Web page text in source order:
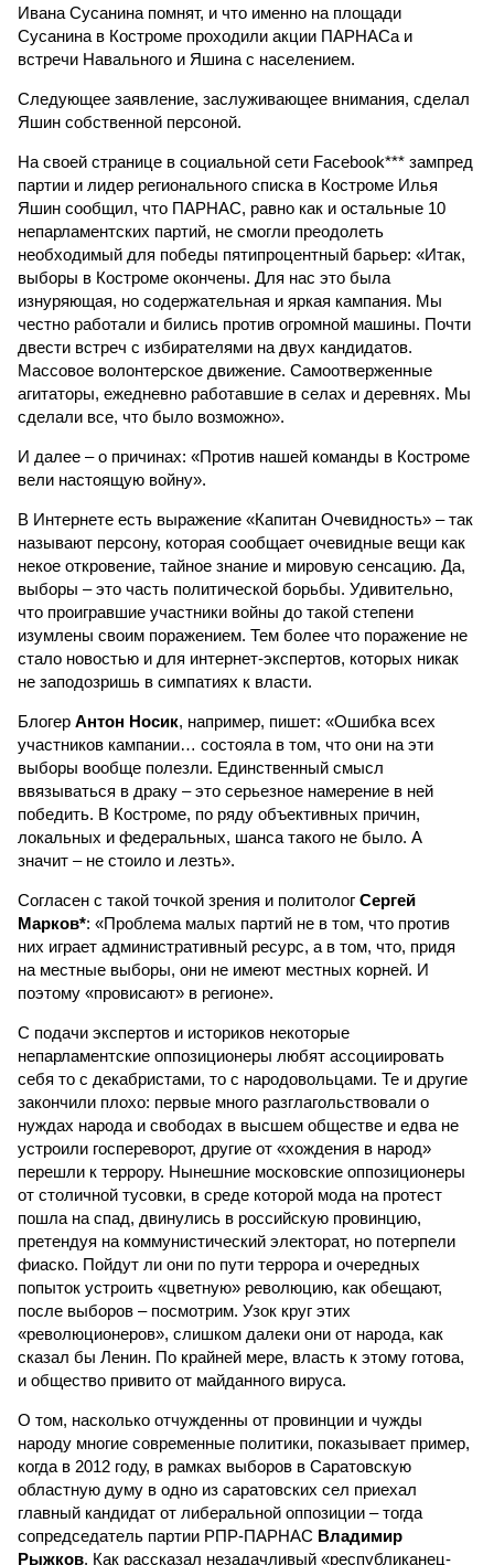
Ивана Сусанина помнят, и что именно на площади
Сусанина в Костроме проходили акции ПАРНАСа и
встречи Навального и Яшина с населением.
Следующее заявление, заслуживающее внимания, сделал
Яшин собственной персоной.
На своей странице в социальной сети Facebook*** зампред
партии и лидер регионального списка в Костроме Илья
Яшин сообщил, что ПАРНАС, равно как и остальные 10
непарламентских партий, не смогли преодолеть
необходимый для победы пятипроцентный барьер: «Итак,
выборы в Костроме окончены. Для нас это была
изнуряющая, но содержательная и яркая кампания. Мы
честно работали и бились против огромной машины. Почти
двести встреч с избирателями на двух кандидатов.
Массовое волонтерское движение. Самоотверженные
агитаторы, ежедневно работавшие в селах и деревнях. Мы
сделали все, что было возможно».
И далее – о причинах: «Против нашей команды в Костроме
вели настоящую войну».
В Интернете есть выражение «Капитан Очевидность» – так
называют персону, которая сообщает очевидные вещи как
некое откровение, тайное знание и мировую сенсацию. Да,
выборы – это часть политической борьбы. Удивительно,
что проигравшие участники войны до такой степени
изумлены своим поражением. Тем более что поражение не
стало новостью и для интернет-экспертов, которых никак
не заподозришь в симпатиях к власти.
Блогер Антон Носик, например, пишет: «Ошибка всех
участников кампании… состояла в том, что они на эти
выборы вообще полезли. Единственный смысл
ввязываться в драку – это серьезное намерение в ней
победить. В Костроме, по ряду объективных причин,
локальных и федеральных, шанса такого не было. А
значит – не стоило и лезть».
Согласен с такой точкой зрения и политолог Сергей
Марков*: «Проблема малых партий не в том, что против
них играет административный ресурс, а в том, что, придя
на местные выборы, они не имеют местных корней. И
поэтому «провисают» в регионе».
С подачи экспертов и историков некоторые
непарламентские оппозиционеры любят ассоциировать
себя то с декабристами, то с народовольцами. Те и другие
закончили плохо: первые много разглагольствовали о
нуждах народа и свободах в высшем обществе и едва не
устроили госпереворот, другие от «хождения в народ»
перешли к террору. Нынешние московские оппозиционеры
от столичной тусовки, в среде которой мода на протест
пошла на спад, двинулись в российскую провинцию,
претендуя на коммунистический электорат, но потерпели
фиаско. Пойдут ли они по пути террора и очередных
попыток устроить «цветную» революцию, как обещают,
после выборов – посмотрим. Узок круг этих
«революционеров», слишком далеки они от народа, как
сказал бы Ленин. По крайней мере, власть к этому готова,
и общество привито от майданного вируса.
О том, насколько отчужденны от провинции и чужды
народу многие современные политики, показывает пример,
когда в 2012 году, в рамках выборов в Саратовскую
областную думу в одно из саратовских сел приехал
главный кандидат от либеральной оппозиции – тогда
сопредседатель партии РПР-ПАРНАС Владимир
Рыжков. Как рассказал незадачливый «республиканец-